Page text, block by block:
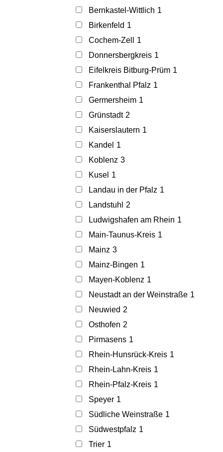
Bernkastel-Wittlich 1
Birkenfeld 1
Cochem-Zell
1
Donnersbergkreis 1
Eifelkreis Bitburg-Prüm 1
Frankenthal Pfalz 1
Germersheim 1
Grünstadt 2
Kaiserslautern 1
Kandel 1
Koblenz 3
Kusel 1
Landau in der Pfalz 1
Landstuhl
2
Ludwigshafen am Rhein 1
Main-Taunus-Kreis 1
Mainz 3
Mainz-Bingen 1
Mayen-Koblenz 1
Neustadt an der Weinstraße 1
Neuwied 2
Osthofen 2
Pirmasens 1
Rhein-Hunsrück-Kreis 1
Rhein-Lahn-Kreis 1
Rhein-Pfalz-Kreis 1
Speyer 1
Südliche Weinstraße 1
Südwestpfalz 1
Trier 1